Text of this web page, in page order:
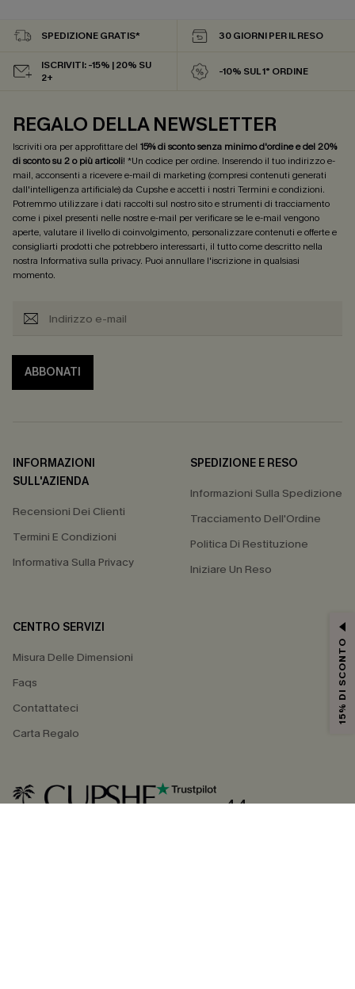
SPEDIZIONE GRATIS* 30 GIORNI PER IL RESO
ISCRIVITI: -15% | 20% SU
2+
-10% SUL 1° ORDINE
REGALO DELLA NEWSLETTER
Iscriviti ora per approfittare del 15% di sconto senza minimo d'ordine e del 20%
di sconto su 2 o più articoli! *Un codice per ordine. Inserendo il tuo indirizzo e-
mail, acconsenti a ricevere e-mail di marketing (compresi contenuti generati
dall'intelligenza artificiale) da Cupshe e accetti i nostri Termini e condizioni.
Potremmo utilizzare i dati raccolti sul nostro sito e strumenti di tracciamento
come i pixel presenti nelle nostre e-mail per verificare se le e-mail vengono
aperte, valutare il livello di coinvolgimento, personalizzare contenuti e offerte e
consigliarti prodotti che potrebbero interessarti, il tutto come descritto nella
nostra Informativa sulla privacy. Puoi annullare l'iscrizione in qualsiasi
momento.
ABBONATI
INFORMAZIONI
SULL'AZIENDA
Recensioni Dei Clienti
Termini E Condizioni
Informativa Sulla Privacy
SPEDIZIONE E RESO
Informazioni Sulla Spedizione
Tracciamento Dell'Ordine
Politica Di Restituzione
Iniziare Un Reso
CENTRO SERVIZI
Misura Delle Dimensioni
Faqs
Contattateci
Carta Regalo
4.4
15% DI SCONTO